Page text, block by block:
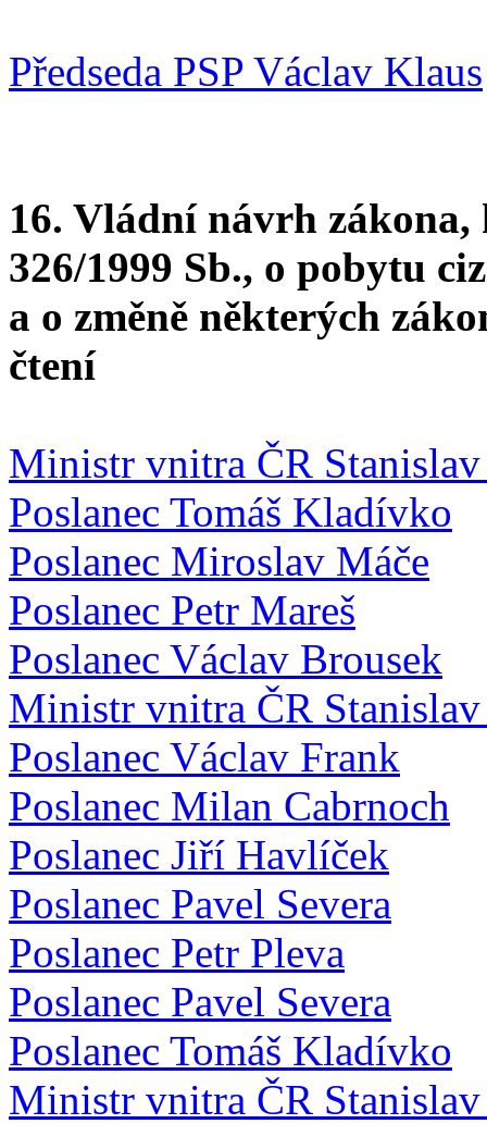
Předseda PSP Václav Klaus
16. Vládní návrh zákona,
326/1999 Sb., o pobytu
a o změně některých
čtení
Ministr vnitra ČR Stanislav
Poslanec Tomáš Kladívko
Poslanec Miroslav Máče
Poslanec Petr Mareš
Poslanec Václav Brousek
Ministr vnitra ČR Stanislav
Poslanec Václav Frank
Poslanec Milan Cabrnoch
Poslanec Jiří Havlíček
Poslanec Pavel Severa
Poslanec Petr Pleva
Poslanec Pavel Severa
Poslanec Tomáš Kladívko
Ministr vnitra ČR Stanislav